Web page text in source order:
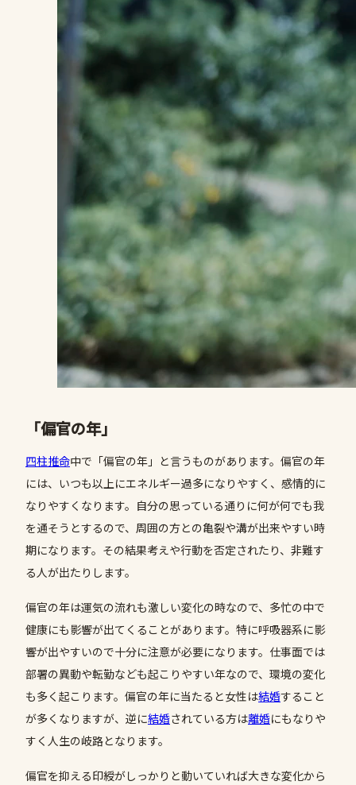
「偏官の年」
四柱推命中で「偏官の年」と言うものがあります。偏官の年
には、いつも以上にエネルギー過多になりやすく、感情的に
なりやすくなります。自分の思っている通りに何が何でも我
を通そうとするので、周囲の方との亀裂や溝が出来やすい時
期になります。その結果考えや行動を否定されたり、非難す
る人が出たりします。
偏官の年は運気の流れも激しい変化の時なので、多忙の中で
健康にも影響が出てくることがあります。特に呼吸器系に影
響が出やすいので十分に注意が必要になります。仕事面では
部署の異動や転勤なども起こりやすい年なので、環境の変化
も多く起こります。偏官の年に当たると女性は結婚すること
が多くなりますが、逆に結婚されている方は離婚にもなりや
すく人生の岐路となります。
偏官を抑える印綬がしっかりと動いていれば大きな変化から